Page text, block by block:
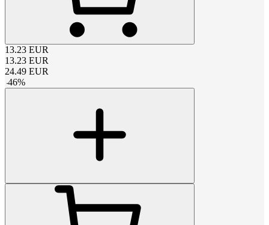
13.23 EUR
13.23 EUR
24.49 EUR
-46%